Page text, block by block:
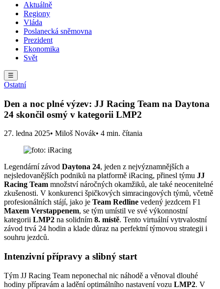
Aktuálně
Regiony
Vláda
Poslanecká sněmovna
Prezident
Ekonomika
Svět
☰
Ostatní
Den a noc plné výzev: JJ Racing Team na Daytona
24 skončil osmý v kategorii LMP2
27. ledna 2025• Miloš Novák• 4 min. čítania
Legendární závod Daytona 24, jeden z nejvýznamnějších a
nejsledovanějších podniků na platformě iRacing, přinesl týmu JJ
Racing Team množství náročných okamžiků, ale také neocenitelné
zkušenosti. V konkurenci špičkových simracingových týmů, včetně
profesionálních stájí, jako je Team Redline vedený jezdcem F1
Maxem Verstappenem, se tým umístil ve své výkonnostní
kategorii LMP2 na solidním 8. místě. Tento virtuální vytrvalostní
závod trvá 24 hodin a klade důraz na perfektní týmovou strategii i
souhru jezdců.
Intenzivní přípravy a slibný start
Tým JJ Racing Team neponechal nic náhodě a věnoval dlouhé
hodiny přípravám a ladění optimálního nastavení vozu LMP2. V